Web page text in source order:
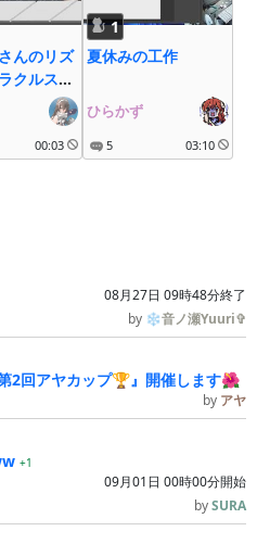
んのリズ
クルスタ
00:03
1
夏休みの工作
ひらかず
5 03:10
08月27日 09時48分終了
by ❄音ノ瀬Yuuri✞
2回アヤカップ🏆』開催します🌺
by アヤ
+1
09月01日 00時00分開始
bySURA